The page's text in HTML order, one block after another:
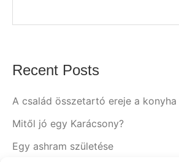
Recent Posts
A család összetartó ereje a konyha
Mitől jó egy Karácsony?
Egy ashram születése